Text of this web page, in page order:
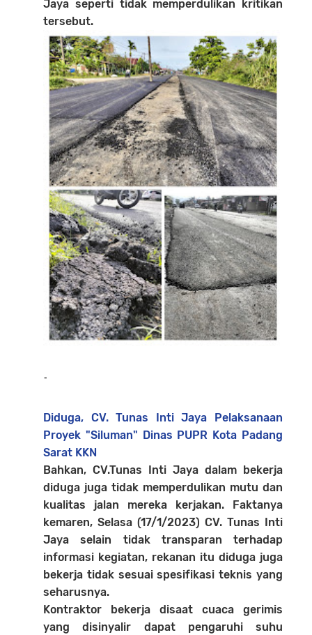
Jaya seperti tidak memperdulikan kritikan
tersebut.
-
Diduga, CV. Tunas Inti Jaya Pelaksanaan
Proyek "Siluman" Dinas PUPR Kota Padang
Sarat KKN
Bahkan, CV.Tunas Inti Jaya dalam bekerja
diduga juga tidak memperdulikan mutu dan
kualitas jalan mereka kerjakan. Faktanya
kemaren, Selasa (17/1/2023) CV. Tunas Inti
Jaya selain tidak transparan terhadap
informasi kegiatan, rekanan itu diduga juga
bekerja tidak sesuai spesifikasi teknis yang
seharusnya.
Kontraktor bekerja disaat cuaca gerimis
yang disinyalir dapat pengaruhi suhu